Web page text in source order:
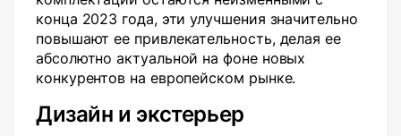
конца 2023 года, эти улучшения значительно
повышают ее привлекательность, делая ее
абсолютно актуальной на фоне новых
конкурентов на европейском рынке.
Дизайн и экстерьер